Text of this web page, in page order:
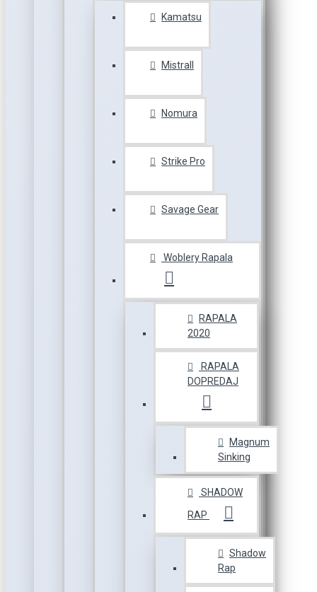
Kamatsu
Mistrall
Nomura
Strike Pro
Savage Gear
Woblery Rapala
RAPALA
2020
RAPALA
DOPREDAJ
Magnum
Sinking
SHADOW
RAP
Shadow
Rap